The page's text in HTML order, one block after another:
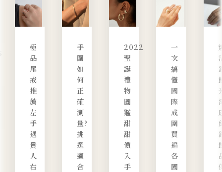
極
品
尾
戒
推
薦
左
手
遇
貴
人
右
手
圍
如
何
正
確
測
量?
挑
選
適
合
2022
聖
誕
禮
物
圖
鑑
甜
甜
價
入
手
一
次
搞
懂
國
際
戒
圍
買
遍
各
國